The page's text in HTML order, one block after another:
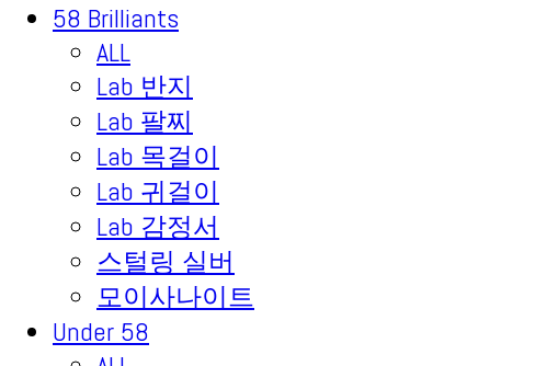
58 Brilliants
ALL
Lab 반지
Lab 팔찌
Lab 목걸이
Lab 귀걸이
Lab 감정서
스털링 실버
모이사나이트
Under 58